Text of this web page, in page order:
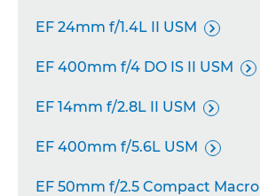
EF 24mm f/1.4L II USM 
EF 400mm f/4 DO IS II USM 
EF 14mm f/2.8L II USM 
EF 400mm f/5.6L USM 
EF 50mm f/2.5 Compact Macro